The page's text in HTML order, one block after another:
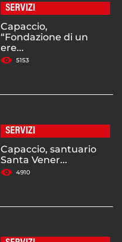
SERVIZI
Capaccio,
“Fondazione di un
ere...
5153
SERVIZI
Capaccio, santuario
Santa Vener...
4910